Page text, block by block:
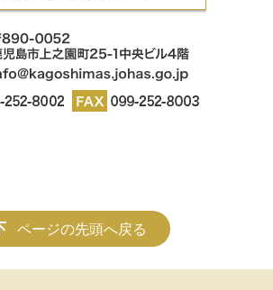
ページの先頭へ戻る